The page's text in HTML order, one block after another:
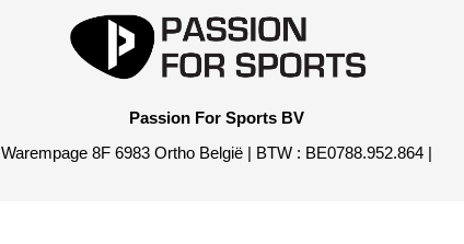
Passion For Sports BV
Warempage 8F 6983 Ortho België | BTW : BE0788.952.864 |